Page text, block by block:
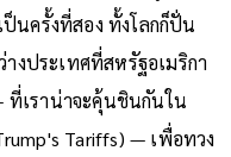
นครั้งที่สอง ทั้งโลกก็ปั่น
งประเทศที่สหรัฐอเมริกา
ที่เราน่าจะคุ้นชินกันใน
Tariffs) — เพื่อทวง